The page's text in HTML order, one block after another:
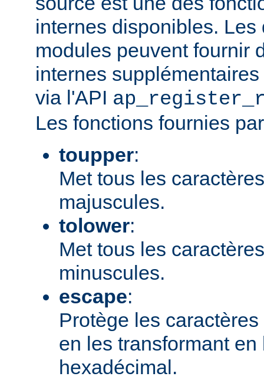
internes disponibles.
modules peuvent fournir
internes
via l'API
Les fonctions fournies
toupper:
Met tous les
majuscules.
tolower:
Met tous les
minuscules.
escape:
Protège les
en les transformant en
hexadécimal.